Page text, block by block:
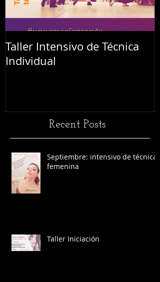
Taller Intensivo de Técnica
Individual
Recent Posts
Septiembre: intensivo de técnica
femenina
Taller Iniciación